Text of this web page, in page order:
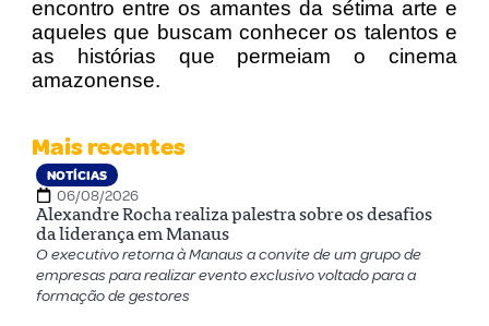
encontro entre os amantes da sétima arte e
aqueles que buscam conhecer os talentos e
as histórias que permeiam o cinema
amazonense.
Mais recentes
NOTÍCIAS
06/08/2026
Alexandre Rocha realiza palestra sobre os desafios
da liderança em Manaus
O executivo retorna à Manaus a convite de um grupo de
empresas para realizar evento exclusivo voltado para a
formação de gestores